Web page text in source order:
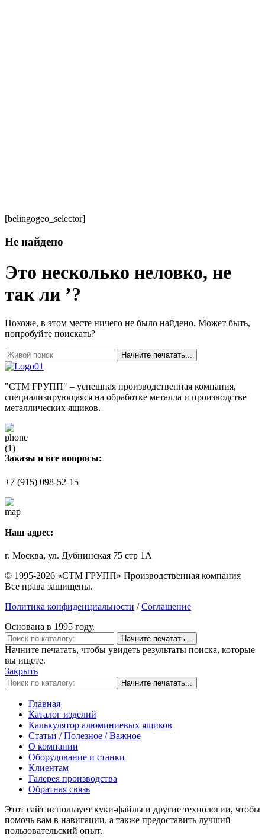
[belingogeo_selector]
Не найдено
Это несколько неловко, не
так ли ’?
Похоже, в этом месте ничего не было найдено. Может быть,
попробуйте поискать?
Начните печатать...
"СТМ ГРУПП" – успешная производственная компания,
специализирующаяся на обработке металла и производстве
металлических ящиков.
Заказы и все вопросы:
+7 (915) 098-52-15
Наш адрес:
г. Москва, ул. Дубнинская 75 стр 1А
© 1995-2026 «СТМ ГРУПП» Производственная компания |
Все права защищены.
Политика конфиденциальности /Соглашение
Основана в 1995 году.
Начните печатать...
Начните печатать, чтобы увидеть результаты поиска, которые
вы ищете.
Закрыть
Начните печатать...
Главная
Каталог изделий
Калькулятор алюминиевых ящиков
Статьи / Полезное / Важное
О компании
Оборудование и станки
Клиентам
Галерея производства
Обратная связь
Этот сайт использует куки-файлы и другие технологии, чтобы
помочь вам в навигации, а также предоставить лучший
пользовательский опыт.